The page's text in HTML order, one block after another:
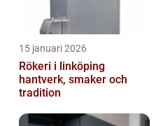
15 januari 2026
Rökeri i linköping
hantverk, smaker och
tradition